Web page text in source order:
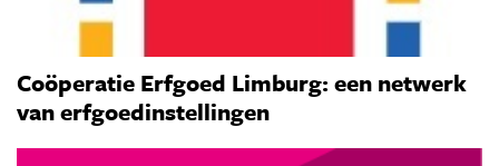
Coöperatie Erfgoed Limburg: een netwerk
van erfgoedinstellingen